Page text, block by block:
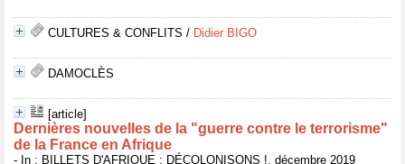
CULTURES & CONFLITS / Didier BIGO
DAMOCLÈS
[article]
Dernières nouvelles de la "guerre contre le terrorisme"
de la France en Afrique
- In : BILLETS D'AFRIQUE : DÉCOLONISONS !, décembre 2019